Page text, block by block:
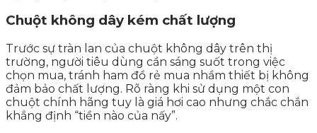
Chuột không dây kém chất lượng
Trước sự tràn lan của chuột không dây trên thị
trường, người tiêu dùng cần sáng suốt trong việc
chọn mua, tránh ham đồ rẻ mua nhầm thiết bị không
đảm bảo chất lượng. Rõ ràng khi sử dụng một con
chuột chính hãng tuy là giá hơi cao nhưng chắc chắn
khẳng định “tiền nào của nấy”.